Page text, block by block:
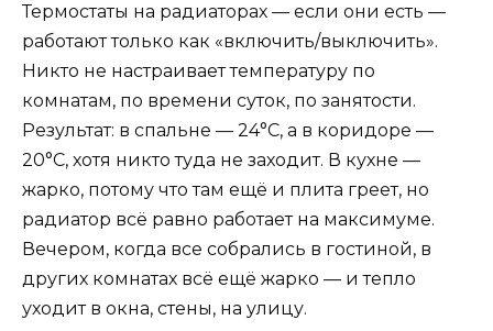
Термостаты на радиаторах — если они есть —
работают только как «включить/выключить».
Никто не настраивает температуру по
комнатам, по времени суток, по занятости.
Результат: в спальне — 24°C, а в коридоре —
20°C, хотя никто туда не заходит. В кухне —
жарко, потому что там ещё и плита греет, но
радиатор всё равно работает на максимуме.
Вечером, когда все собрались в гостиной, в
других комнатах всё ещё жарко — и тепло
уходит в окна, стены, на улицу.